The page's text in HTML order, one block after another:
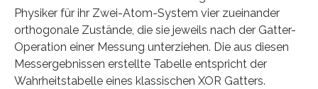
Physiker für ihr Zwei-Atom-System vier zueinander
orthogonale Zustände, die sie jeweils nach der Gatter-
Operation einer Messung unterziehen. Die aus diesen
Messergebnissen erstellte Tabelle entspricht der
Wahrheitstabelle eines klassischen XOR Gatters.